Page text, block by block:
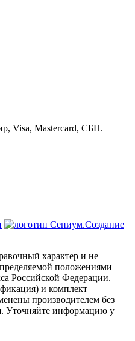
Создание
характер и не
положениями
Российской Федерации.
и комплект
производителем без
Уточняйте информацию у